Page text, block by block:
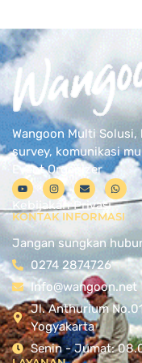
Wangoon Multi
survey, komunikasi
Event Organizer
Kebijakan Privasi
KONTAK INFORMASI
Jangan sungkan
0274 2874726
Info@wangoon.net
Jl. Anthurium
Yogyakarta
Senin - Jumat: